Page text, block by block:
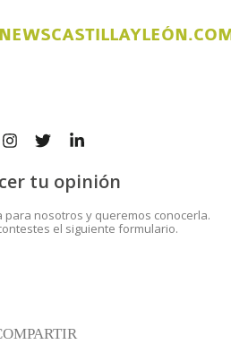
tu opinión
para nosotros y queremos conocerla.
el siguiente formulario.